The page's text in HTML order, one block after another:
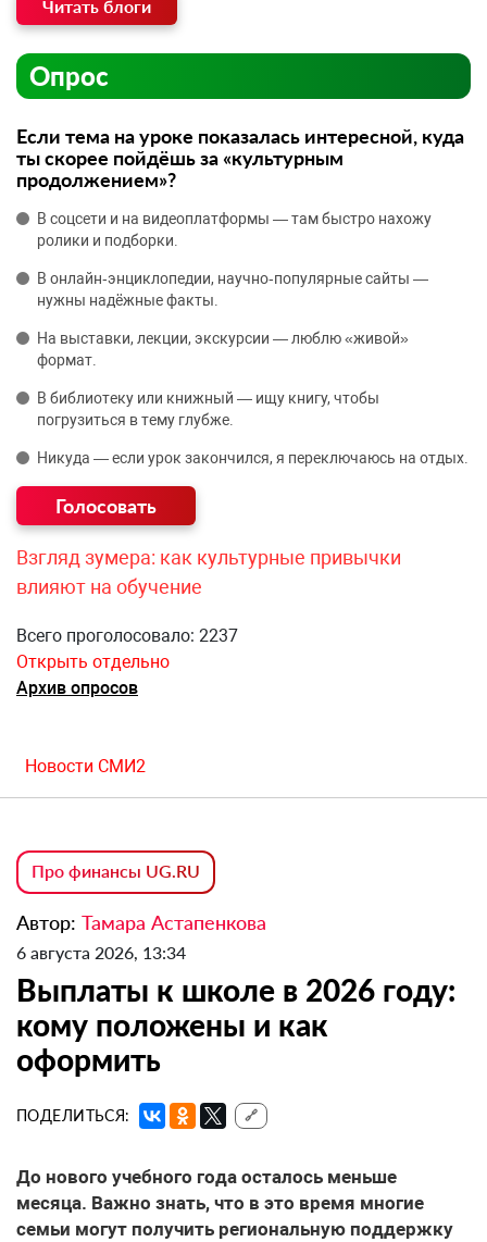
Читать блоги
Опрос
Если тема на уроке показалась интересной, куда
ты скорее пойдёшь за «культурным
продолжением»?
В соцсети и на видеоплатформы — там быстро нахожу
ролики и подборки.
В онлайн‑энциклопедии, научно‑популярные сайты —
нужны надёжные факты.
На выставки, лекции, экскурсии — люблю «живой»
формат.
В библиотеку или книжный — ищу книгу, чтобы
погрузиться в тему глубже.
Никуда — если урок закончился, я переключаюсь на отдых.
Взгляд зумера: как культурные привычки
влияют на обучение
Всего проголосовало: 2237
Открыть отдельно
Архив опросов
Новости СМИ2
Про финансы UG.RU
Автор: Тамара Астапенкова
6 августа 2026, 13:34
Выплаты к школе в 2026 году:
кому положены и как
оформить
ПОДЕЛИТЬСЯ: 🔗
До нового учебного года осталось меньше
месяца. Важно знать, что в это время многие
семьи могут получить региональную поддержку